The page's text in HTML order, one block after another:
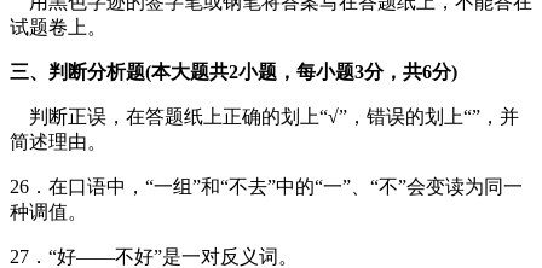
试题卷上。
三、判断分析题(本大题共2小题，每小题3分，共6分)
判断正误，在答题纸上正确的划上“√”，错误的划上“”，并
简述理由。
26．在口语中，“一组”和“不去”中的“一”、“不”会变读为同一
种调值。
27．“好——不好”是一对反义词。